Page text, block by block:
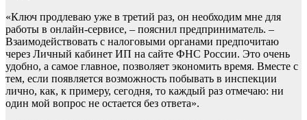
«Ключ продлеваю уже в третий раз, он необходим мне для
работы в онлайн-сервисе, – пояснил предприниматель. –
Взаимодействовать с налоговыми органами предпочитаю
через Личный кабинет ИП на сайте ФНС России. Это очень
удобно, а самое главное, позволяет экономить время. Вместе с
тем, если появляется возможность побывать в инспекции
лично, как, к примеру, сегодня, то каждый раз отмечаю: ни
один мой вопрос не остается без ответа».